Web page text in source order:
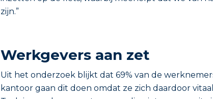
zijn.”
Werkgevers aan zet
Uit het onderzoek blijkt dat 69% van de
kantoor gaan dit doen omdat ze zich daardoor